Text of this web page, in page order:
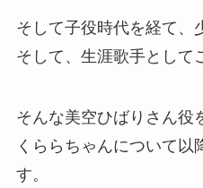
そして子役時代を経て、
そして、生涯歌手として
そんな美空ひばりさん役
くららちゃんについて以
す。